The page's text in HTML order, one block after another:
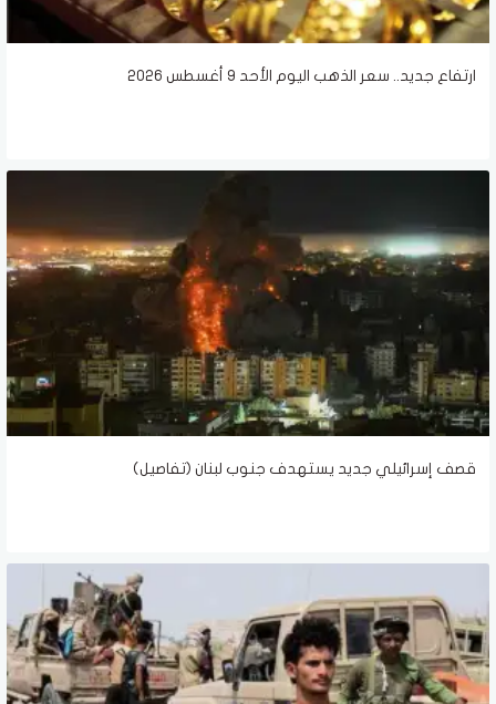
ارتفاع جديد.. سعر الذهب اليوم الأحد 9 أغسطس 2026
قصف إسرائيلي جديد يستهدف جنوب لبنان (تفاصيل)